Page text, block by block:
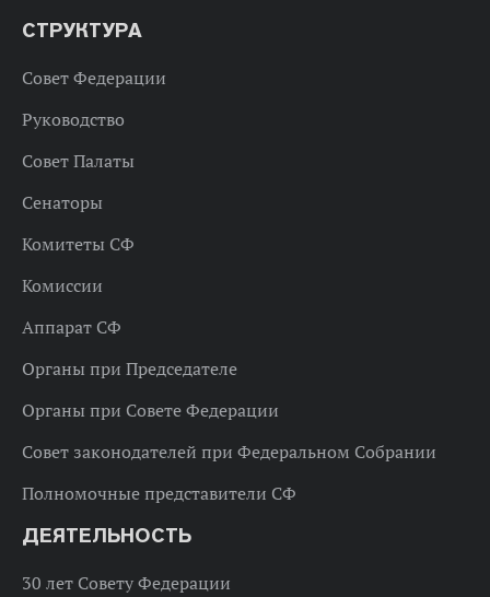
СТРУКТУРА
Совет Федерации
Руководство
Совет Палаты
Сенаторы
Комитеты СФ
Комиссии
Аппарат СФ
Органы при Председателе
Органы при Совете Федерации
Совет законодателей при Федеральном Собрании
Полномочные представители СФ
ДЕЯТЕЛЬНОСТЬ
30 лет Совету Федерации